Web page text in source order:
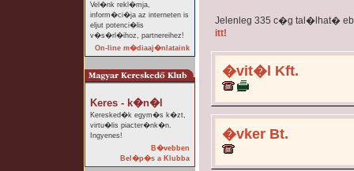
Vel�nk rekl�mja,
inform�ci�ja az interneten is
eljut potenci�lis
v�s�rl�ihoz, partnereihez!
On-line m�diaaj�nlataink
Keres - k�n�l
Keresked�k egym�s k�zt,
virtu�lis piacter�nk�n.
Ingyenes!
B�vebben
Bel�p�s a Klubba
Jelenleg 335 c�g tal�lhat�
itt!
�vit�l Kft.
�vker Bt.